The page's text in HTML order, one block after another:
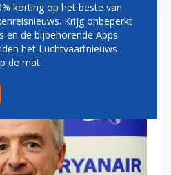
MEER
AIRBERLIN
korting op het beste van
Krijg onbeperkt
de bijbehorende Apps.
het Luchtvaartnieuws
de mat.